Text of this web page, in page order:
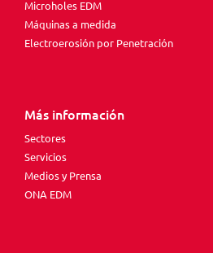
Microholes EDM
Máquinas a medida
Electroerosión por Penetración
Más información
Sectores
Servicios
Medios y Prensa
ONA EDM